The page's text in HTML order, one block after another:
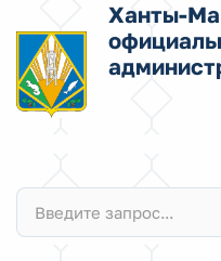
Ханты-